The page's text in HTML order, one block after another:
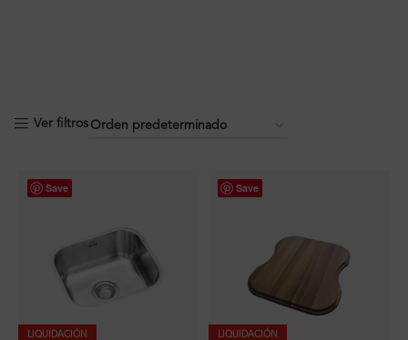
Ver filtros
Save
LIQUIDACIÓN
Save
LIQUIDACIÓN